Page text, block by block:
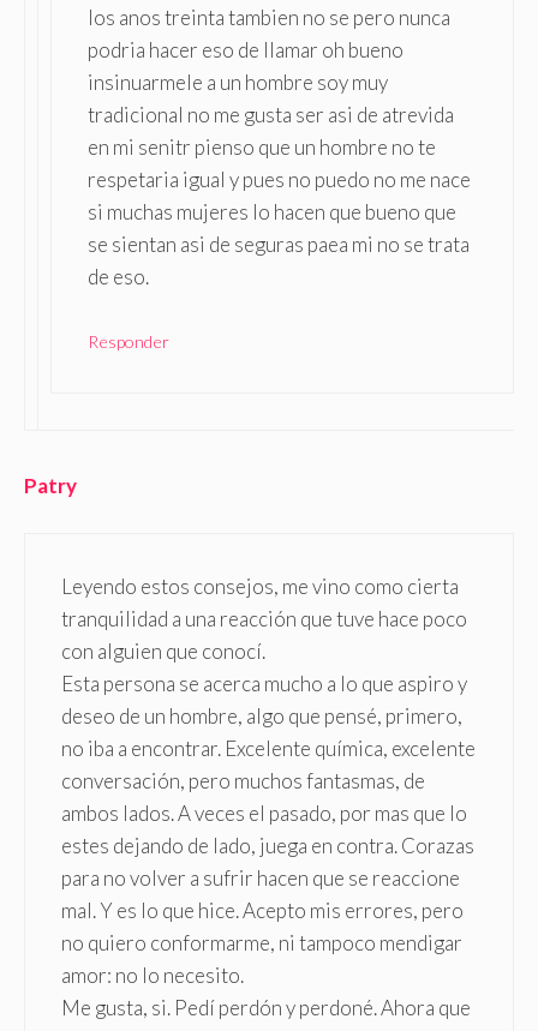
los anos treinta tambien no se pero nunca
podria hacer eso de llamar oh bueno
insinuarmele a un hombre soy muy
tradicional no me gusta ser asi de atrevida
en mi senitr pienso que un hombre no te
respetaria igual y pues no puedo no me nace
si muchas mujeres lo hacen que bueno que
se sientan asi de seguras paea mi no se trata
de eso.
Responder
Patry
Leyendo estos consejos, me vino como cierta
tranquilidad a una reacción que tuve hace poco
con alguien que conocí.
Esta persona se acerca mucho a lo que aspiro y
deseo de un hombre, algo que pensé, primero,
no iba a encontrar. Excelente química, excelente
conversación, pero muchos fantasmas, de
ambos lados. A veces el pasado, por mas que lo
estes dejando de lado, juega en contra. Corazas
para no volver a sufrir hacen que se reaccione
mal. Y es lo que hice. Acepto mis errores, pero
no quiero conformarme, ni tampoco mendigar
amor: no lo necesito.
Me gusta, si. Pedí perdón y perdoné. Ahora que